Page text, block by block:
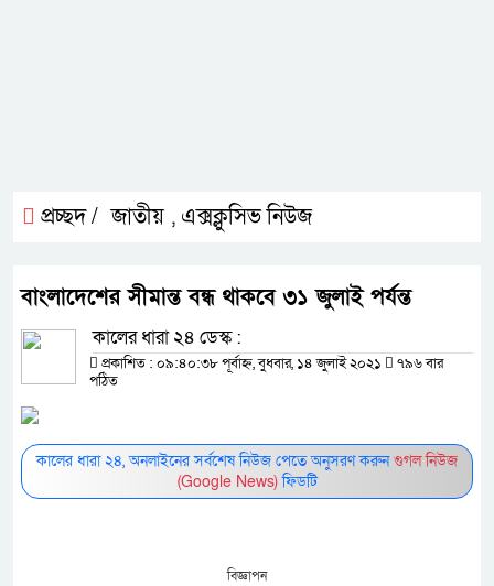
প্রচ্ছদ / জাতীয় , এক্সক্লুসিভ নিউজ
বাংলাদেশের সীমান্ত বন্ধ থাকবে ৩১ জুলাই পর্যন্ত
কালের ধারা ২৪ ডেস্ক :
প্রকাশিত : ০৯:৪০:৩৮ পূর্বাহ্ন, বুধবার, ১৪ জুলাই ২০২১
৭৯৬ বার
পঠিত
কালের ধারা ২৪, অনলাইনের সর্বশেষ নিউজ পেতে অনুসরণ করুনগুগল নিউজ
(Google News)ফিডটি
বিজ্ঞাপন